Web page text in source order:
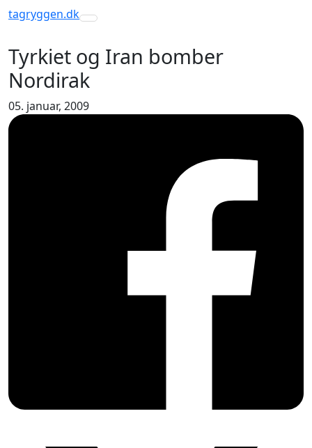
tagryggen.dk
Toggle navigation
Tyrkiet og Iran bomber
Nordirak
05. januar, 2009